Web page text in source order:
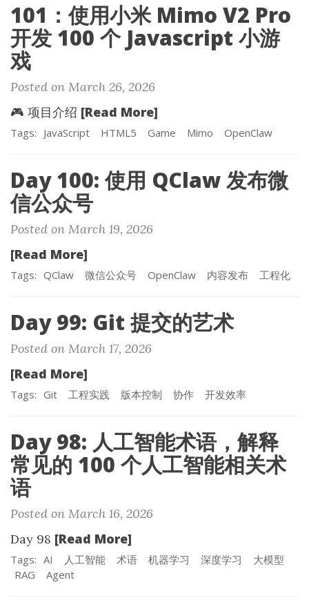
101：使用小米 Mimo V2 Pro
开发 100 个 Javascript 小游
戏
Posted on March 26, 2026
🎮 项目介绍 [Read More]
Tags: JavaScript HTML5 Game Mimo OpenClaw
Day 100: 使用 QClaw 发布微
信公众号
Posted on March 19, 2026
[Read More]
Tags: QClaw 微信公众号 OpenClaw 内容发布 工程化
Day 99: Git 提交的艺术
Posted on March 17, 2026
[Read More]
Tags: Git 工程实践 版本控制 协作 开发效率
Day 98: 人工智能术语，解释
常见的 100 个人工智能相关术
语
Posted on March 16, 2026
Day 98 [Read More]
Tags: AI 人工智能 术语 机器学习 深度学习
大模型
RAG
Agent